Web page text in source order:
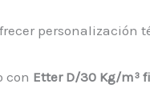
personalización
con Etter D/30 Kg/m³